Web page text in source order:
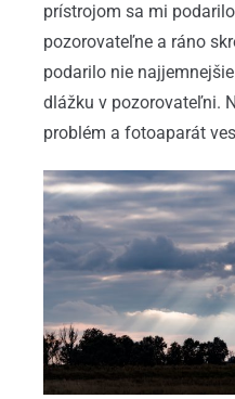
prístrojom sa mi
pozorovateľne a ráno
podarilo nie
dlážku v pozorovateľni.
problém a fotoaparát